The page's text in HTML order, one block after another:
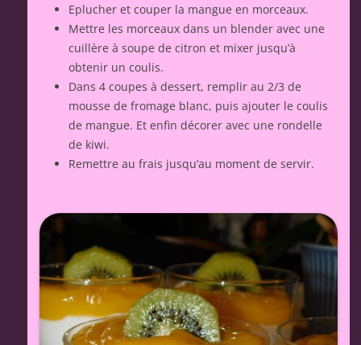
Eplucher et couper la mangue en morceaux.
Mettre les morceaux dans un blender avec une
cuillère à soupe de citron et mixer jusqu’à
obtenir un coulis.
Dans 4 coupes à dessert, remplir au 2/3 de
mousse de fromage blanc, puis ajouter le coulis
de mangue. Et enfin décorer avec une rondelle
de kiwi.
Remettre au frais jusqu’au moment de servir.